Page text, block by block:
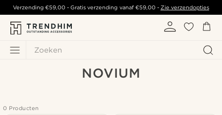
Zoeken
Verzending€59,00 - Gratis verzending vanaf €59,00- Zie verzendopties
NOVIUM
0 Producten